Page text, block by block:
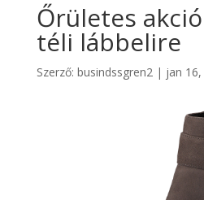
Őrületes
téli lábbelire
Szerző: busindssgren2| jan